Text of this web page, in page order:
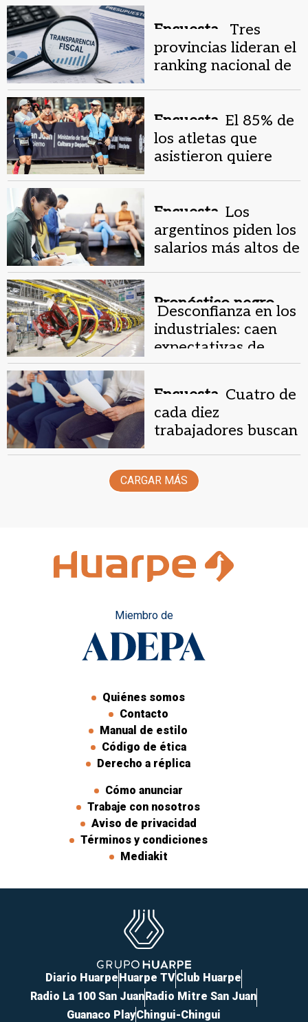
Encuesta .
Tres
provincias lideran el
ranking nacional de
Encuesta. El 85% de
los atletas que
asistieron quiere
Encuesta. Los
argentinos piden los
salarios más altos de
Pronóstico negro.
Desconfianza en los
industriales: caen
expectativas de
producción y
Encuesta. Cuatro de
cada diez
trabajadores buscan
llegar a fin de mes
CARGAR MÁS
Miembro de
Quiénes somos
Contacto
Manual de estilo
Código de ética
Derecho a réplica
Cómo anunciar
Trabaje con nosotros
Aviso de privacidad
Términos y condiciones
Mediakit
Diario HuarpeHuarpe TVClub Huarpe
Radio La 100 San JuanRadio Mitre San Juan
Guanaco PlayChingui-Chingui